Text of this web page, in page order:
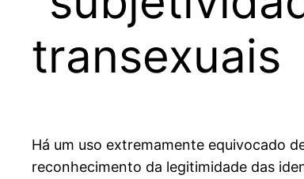
transexuais
Há um uso extremamente equivocado
reconhecimento da legitimidade das